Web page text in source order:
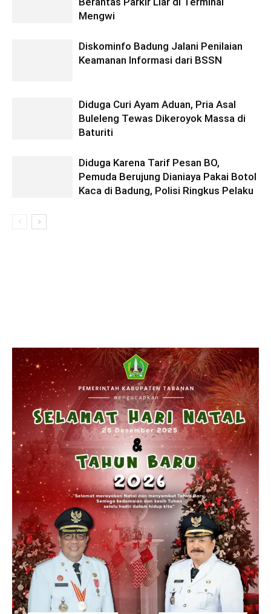
Mengwi
Diskominfo Badung Jalani Penilaian
Keamanan Informasi dari BSSN
Diduga Curi Ayam Aduan, Pria Asal
Buleleng Tewas Dikeroyok Massa di
Baturiti
Diduga Karena Tarif Pesan BO,
Pemuda Berujung Dianiaya Pakai Botol
Kaca di Badung, Polisi Ringkus Pelaku